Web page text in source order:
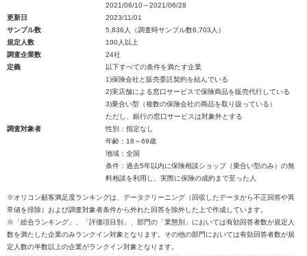
2021/06/10～2021/06/28
更新日
2023/11/01
サンプル数
5,836人（調査時サンプル数6,703人）
規定人数
100人以上
調査企業数
24社
定義
以下すべての条件を満たす企業
1)保険会社と販売委託契約を結んでいる
2)実店舗による窓口サービスで保険商品を販売代行している
3)乗合い型（複数の保険会社の商品を取り扱っている）
ただし、銀行の窓口サービスは対象外とする
調査対象者
性別：指定なし
年齢：18～69歳
地域：全国
条件：過去5年以内に保険相談ショップ（乗合い型のみ）の無
料相談を利用し、実際に保険の成約まで至った人
※オリコン顧客満足度ランキングは、データクリーニング（回収したデータから不正回答や異
常値を排除）および調査対象者条件から外れた回答を除外した上で作成しています。
※「総合ランキング」、「評価項目別」、部門の「業態別」においては有効回答者数が規定人
数を満たした企業のみランクイン対象となります。その他の部門においては有効回答者数が規
定人数の半数以上の企業がランクイン対象となります。